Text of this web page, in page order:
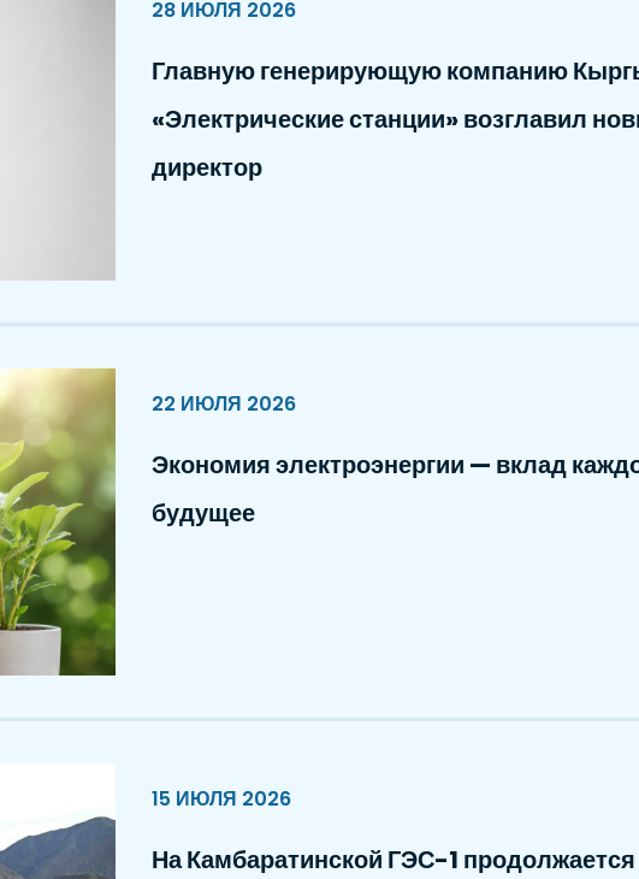
28 ИЮЛЯ 2026
Главную генерирующую компанию
«Электрические станции» возглавил
директор
22 ИЮЛЯ 2026
Экономия электроэнергии — вклад
будущее
15 ИЮЛЯ 2026
На Камбаратинской ГЭС-1